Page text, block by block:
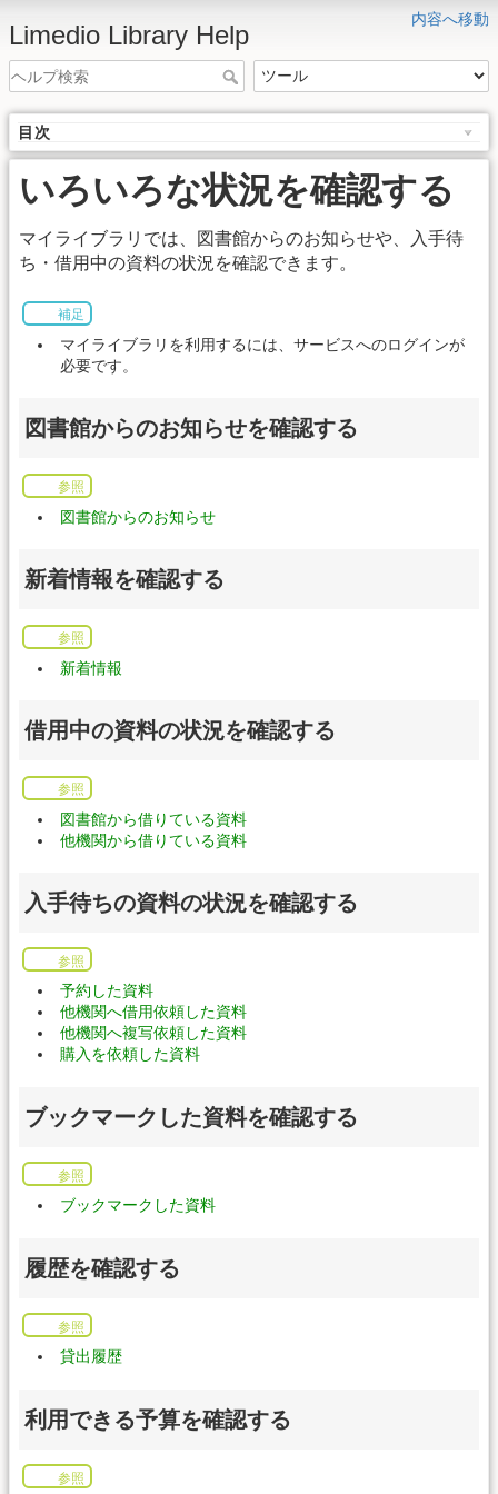
内容へ移動
Limedio Library Help
目次
いろいろな状況を確認する
マイライブラリでは、図書館からのお知らせや、入手待
ち・借用中の資料の状況を確認できます。
補足
マイライブラリを利用するには、サービスへのログインが
必要です。
図書館からのお知らせを確認する
参照
図書館からのお知らせ
新着情報を確認する
参照
新着情報
借用中の資料の状況を確認する
参照
図書館から借りている資料
他機関から借りている資料
入手待ちの資料の状況を確認する
参照
予約した資料
他機関へ借用依頼した資料
他機関へ複写依頼した資料
購入を依頼した資料
ブックマークした資料を確認する
参照
ブックマークした資料
履歴を確認する
参照
貸出履歴
利用できる予算を確認する
参照